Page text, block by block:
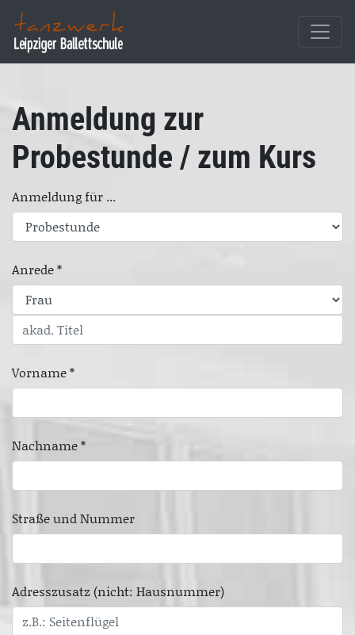
Anmeldung zur
Probestunde / zum Kurs
Anmeldung für ...
Anrede *
Vorname *
Nachname *
Straße und Nummer
Adresszusatz (nicht: Hausnummer)